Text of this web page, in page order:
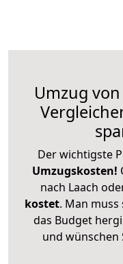
Umzug
Der wichtigste
Umzugskosten!
nach Laach
kostet. Man muss
das Budget
und wünschen